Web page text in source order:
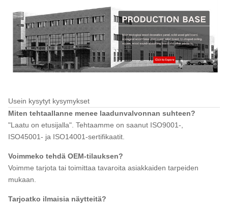
Usein kysytyt kysymykset
Miten tehtaallanne menee laadunvalvonnan suhteen?
"Laatu on etusijalla". Tehtaamme on saanut ISO9001-,
ISO45001- ja ISO14001-sertifikaatit.
Voimmeko tehdä OEM-tilauksen?
Voimme tarjota tai toimittaa tavaroita asiakkaiden tarpeiden
mukaan.
Tarjoatko ilmaisia ​​näytteitä?